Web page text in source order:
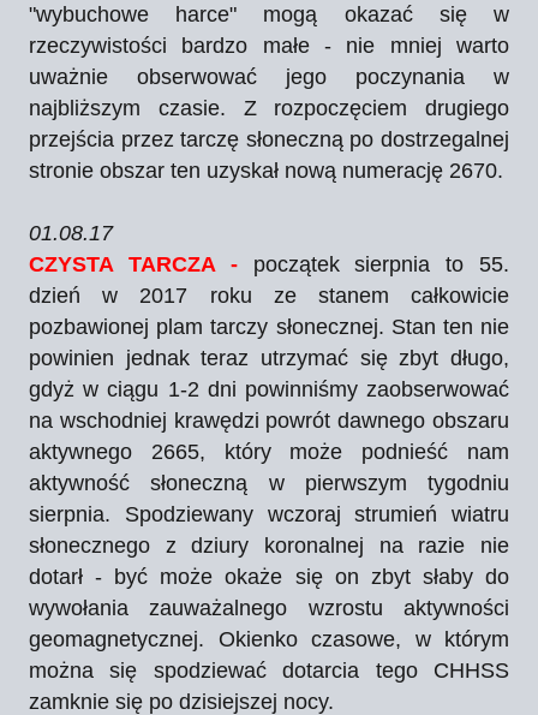
"wybuchowe harce" mogą okazać się w
rzeczywistości bardzo małe - nie mniej warto
uważnie obserwować jego poczynania w
najbliższym czasie. Z rozpoczęciem drugiego
przejścia przez tarczę słoneczną po dostrzegalnej
stronie obszar ten uzyskał nową numerację 2670.
01.08.17
CZYSTA TARCZA -początek sierpnia to 55.
dzień w 2017 roku ze stanem całkowicie
pozbawionej plam tarczy słonecznej. Stan ten nie
powinien jednak teraz utrzymać się zbyt długo,
gdyż w ciągu 1-2 dni powinniśmy zaobserwować
na wschodniej krawędzi powrót dawnego obszaru
aktywnego 2665, który może podnieść nam
aktywność słoneczną w pierwszym tygodniu
sierpnia. Spodziewany wczoraj strumień wiatru
słonecznego z dziury koronalnej na razie nie
dotarł - być może okaże się on zbyt słaby do
wywołania zauważalnego wzrostu aktywności
geomagnetycznej. Okienko czasowe, w którym
można się spodziewać dotarcia tego CHHSS
zamknie się po dzisiejszej nocy.